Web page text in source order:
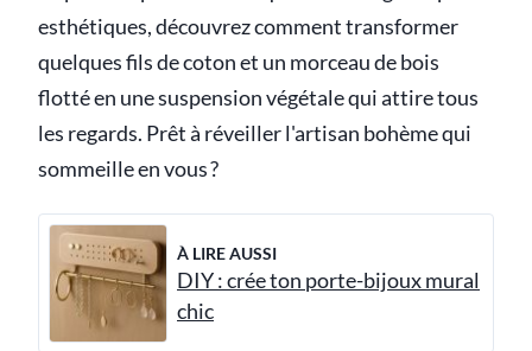
esthétiques, découvrez comment transformer
quelques fils de coton et un morceau de bois
flotté en une suspension végétale qui attire tous
les regards. Prêt à réveiller l'artisan bohème qui
sommeille en vous ?
À LIRE AUSSI
DIY : crée ton porte-bijoux mural
chic